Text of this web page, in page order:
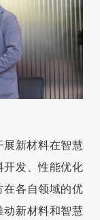
新材料在智慧
开发、性能优化
在各自领域的优
新材料和智慧